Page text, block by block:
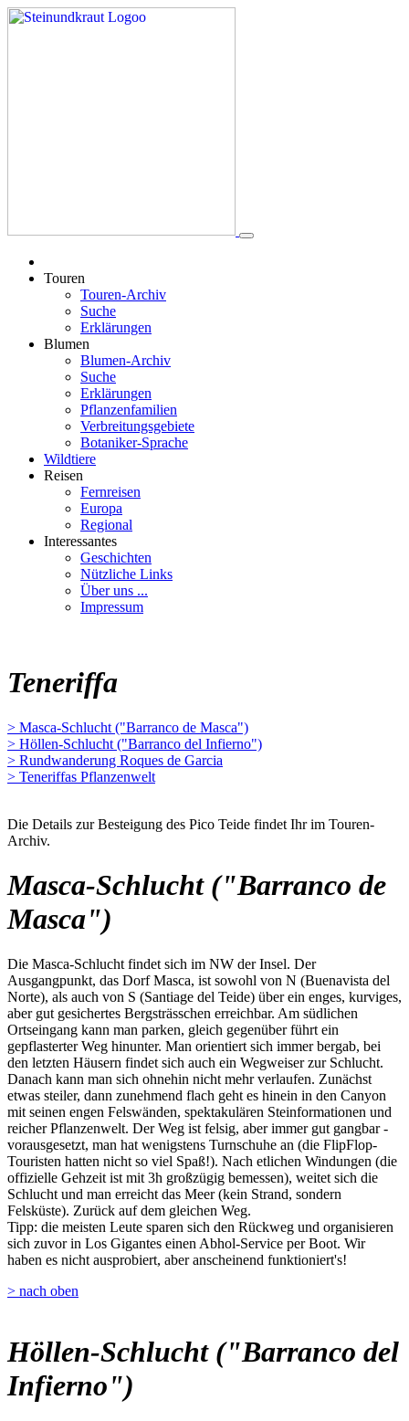
Touren
Touren-Archiv
Suche
Erklärungen
Blumen
Blumen-Archiv
Suche
Erklärungen
Pflanzenfamilien
Verbreitungsgebiete
Botaniker-Sprache
Wildtiere
Reisen
Fernreisen
Europa
Regional
Interessantes
Geschichten
Nützliche Links
Über uns ...
Impressum
Teneriffa
> Masca-Schlucht ("Barranco de Masca")
> Höllen-Schlucht ("Barranco del Infierno")
> Rundwanderung Roques de Garcia
> Teneriffas Pflanzenwelt
Die Details zur Besteigung des Pico Teide findet Ihr im Touren-
Archiv.
Masca-Schlucht ("Barranco de
Masca")
Die Masca-Schlucht findet sich im NW der Insel. Der
Ausgangpunkt, das Dorf Masca, ist sowohl von N (Buenavista del
Norte), als auch von S (Santiage del Teide) über ein enges, kurviges,
aber gut gesichertes Bergsträsschen erreichbar. Am südlichen
Ortseingang kann man parken, gleich gegenüber führt ein
gepflasterter Weg hinunter. Man orientiert sich immer bergab, bei
den letzten Häusern findet sich auch ein Wegweiser zur Schlucht.
Danach kann man sich ohnehin nicht mehr verlaufen. Zunächst
etwas steiler, dann zunehmend flach geht es hinein in den Canyon
mit seinen engen Felswänden, spektakulären Steinformationen und
reicher Pflanzenwelt. Der Weg ist felsig, aber immer gut gangbar -
vorausgesetzt, man hat wenigstens Turnschuhe an (die FlipFlop-
Touristen hatten nicht so viel Spaß!). Nach etlichen Windungen (die
offizielle Gehzeit ist mit 3h großzügig bemessen), weitet sich die
Schlucht und man erreicht das Meer (kein Strand, sondern
Felsküste). Zurück auf dem gleichen Weg.
Tipp: die meisten Leute sparen sich den Rückweg und organisieren
sich zuvor in Los Gigantes einen Abhol-Service per Boot. Wir
haben es nicht ausprobiert, aber anscheinend funktioniert's!
> nach oben
Höllen-Schlucht ("Barranco del
Infierno")